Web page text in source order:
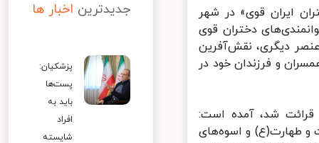
ایران قوی» در شهر
دختران قوی
دیگری، نقش‌آفرین
و فرزندان خود در
شد، آمده است:
طهارت(ع) و اسوه‌های
جدیدترین اخبار ها
پزشکیان:
پست‌ها
باید به
افراد
شایسته